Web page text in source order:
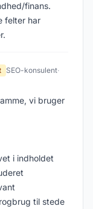
finans.
felter har
SEO-konsulent·
vi bruger
i indholdet
til stede